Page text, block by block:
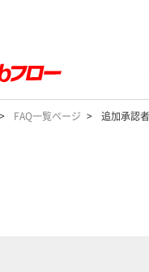
FAQ一覧ページ 追加承認